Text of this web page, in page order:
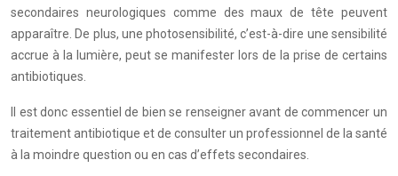
secondaires neurologiques comme des maux de tête peuvent
apparaître. De plus, une photosensibilité, c’est-à-dire une sensibilité
accrue à la lumière, peut se manifester lors de la prise de certains
antibiotiques.
Il est donc essentiel de bien se renseigner avant de commencer un
traitement antibiotique et de consulter un professionnel de la santé
à la moindre question ou en cas d’effets secondaires.